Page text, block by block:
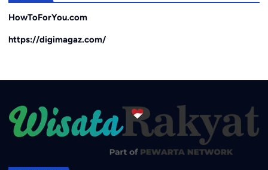
HowToForYou.com
https://digimagaz.com/